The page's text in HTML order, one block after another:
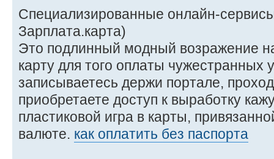
Специализированные онлайн-
Зарплата.карта)
Это подлинный модный возражение
карту для того оплаты чужестранных
записываетесь держи портале,
приобретаете доступ к выработку
пластиковой игра в карты,
валюте. как оплатить без паспорта